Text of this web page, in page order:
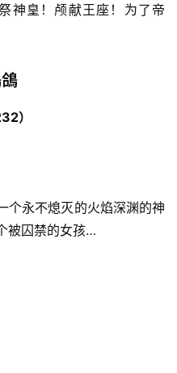
神皇！颅献王座！为了帝
）
个永不熄灭的火焰深渊的神
被囚禁的女孩…